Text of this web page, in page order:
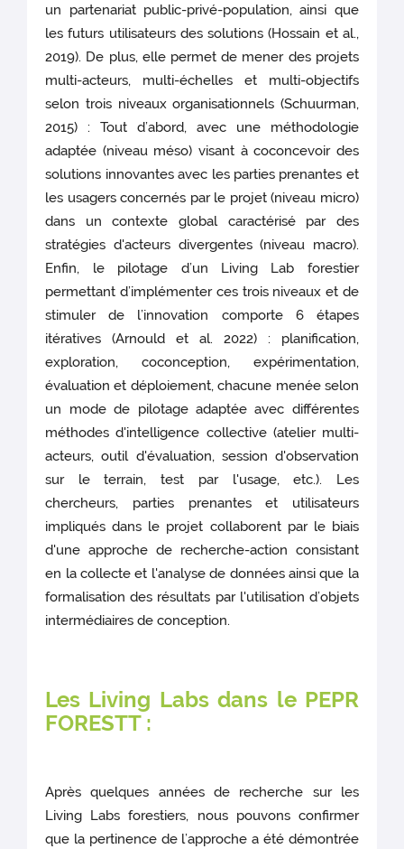
un partenariat public-privé-population, ainsi que
les futurs utilisateurs des solutions (Hossain et al.,
2019). De plus, elle permet de mener des projets
multi-acteurs, multi-échelles et multi-objectifs
selon trois niveaux organisationnels (Schuurman,
2015) : Tout d’abord, avec une méthodologie
adaptée (niveau méso) visant à coconcevoir des
solutions innovantes avec les parties prenantes et
les usagers concernés par le projet (niveau micro)
dans un contexte global caractérisé par des
stratégies d'acteurs divergentes (niveau macro).
Enfin, le pilotage d’un Living Lab forestier
permettant d’implémenter ces trois niveaux et de
stimuler de l’innovation comporte 6 étapes
itératives (Arnould et al. 2022) : planification,
exploration, coconception, expérimentation,
évaluation et déploiement, chacune menée selon
un mode de pilotage adaptée avec différentes
méthodes d'intelligence collective (atelier multi-
acteurs, outil d'évaluation, session d'observation
sur le terrain, test par l'usage, etc.). Les
chercheurs, parties prenantes et utilisateurs
impliqués dans le projet collaborent par le biais
d'une approche de recherche-action consistant
en la collecte et l'analyse de données ainsi que la
formalisation des résultats par l'utilisation d’objets
intermédiaires de conception.
Les Living Labs dans le PEPR
FORESTT :
Après quelques années de recherche sur les
Living Labs forestiers, nous pouvons confirmer
que la pertinence de l’approche a été démontrée